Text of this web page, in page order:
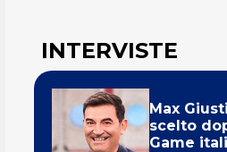
INTERVISTE
Max
scelto
Game